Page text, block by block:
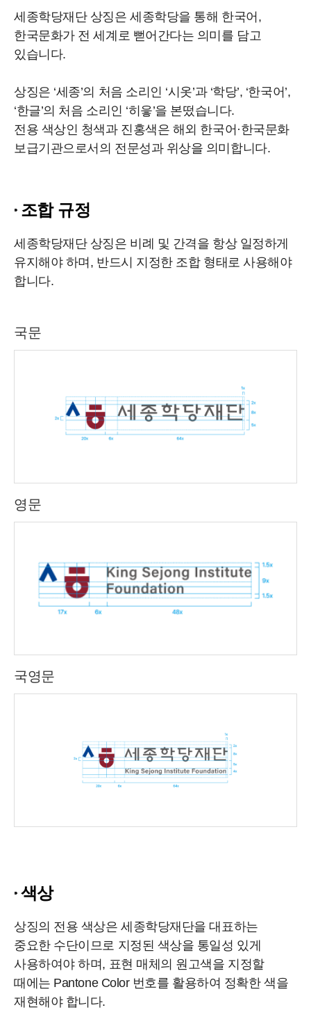
세종학당재단 상징은 세종학당을 통해 한국어,
한국문화가 전 세계로 뻗어간다는 의미를 담고
있습니다.
상징은 ‘세종’의 처음 소리인 ‘시옷’과 ‘학당’, ‘한국어’,
‘한글’의 처음 소리인 ‘히읗’을 본떴습니다.
전용 색상인 청색과 진홍색은 해외 한국어·한국문화
보급기관으로서의 전문성과 위상을 의미합니다.
조합 규정
세종학당재단 상징은 비례 및 간격을 항상 일정하게
유지해야 하며, 반드시 지정한 조합 형태로 사용해야
합니다.
국문
영문
국영문
색상
상징의 전용 색상은 세종학당재단을 대표하는
중요한 수단이므로 지정된 색상을 통일성 있게
사용하여야 하며, 표현 매체의 원고색을 지정할
때에는 Pantone Color 번호를 활용하여 정확한 색을
재현해야 합니다.